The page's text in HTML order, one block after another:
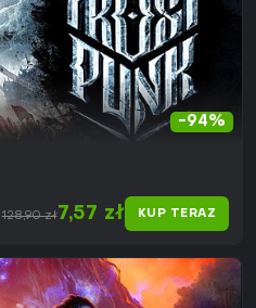
-94%
128,90 zł7,57 zł KUP TERAZ